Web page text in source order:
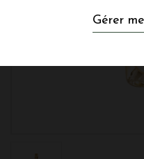
Gérer